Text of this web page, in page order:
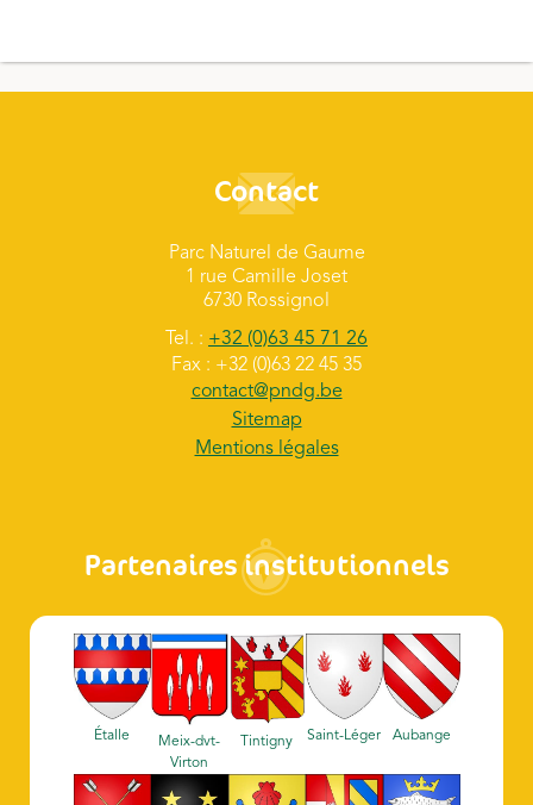
Contact
Parc Naturel de Gaume
1 rue Camille Joset
6730 Rossignol
Tel. : +32 (0)63 45 71 26
Fax : +32 (0)63 22 45 35
contact@pndg.be
Sitemap
Mentions légales
Partenaires institutionnels
Étalle
Meix-dvt-
Virton
Tintigny Saint-Léger Aubange